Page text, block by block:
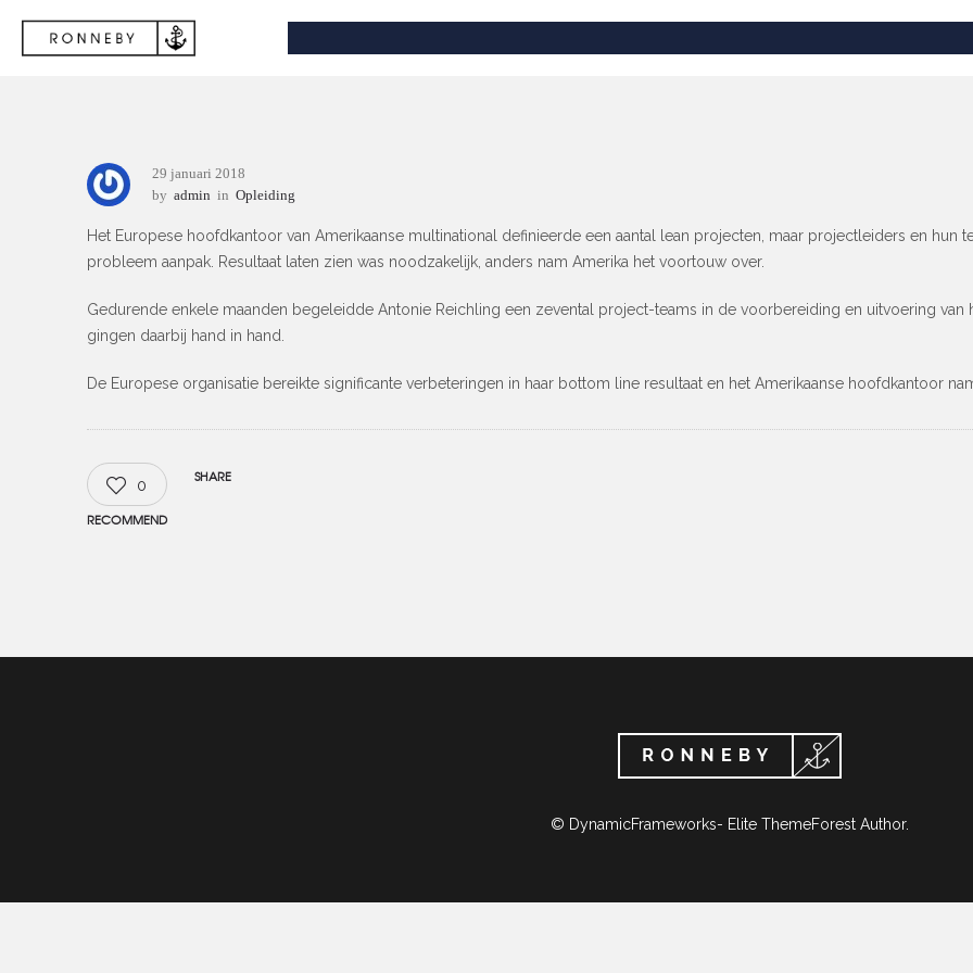
29 januari 2018
by admin in Opleiding
Het Europese hoofdkantoor van Amerikaanse multinational definieerde een aantal lean projecten, maar projectleiders en hun
probleem aanpak. Resultaat laten zien was noodzakelijk, anders nam Amerika het voortouw over.
Gedurende enkele maanden begeleidde Antonie Reichling een zevental project-teams in de voorbereiding en uitvoering
gingen daarbij hand in hand.
De Europese organisatie bereikte significante verbeteringen in haar bottom line resultaat en het Amerikaanse hoofdkantoor
0
RECOMMEND
SHARE
© DynamicFrameworks- Elite ThemeForest Author.